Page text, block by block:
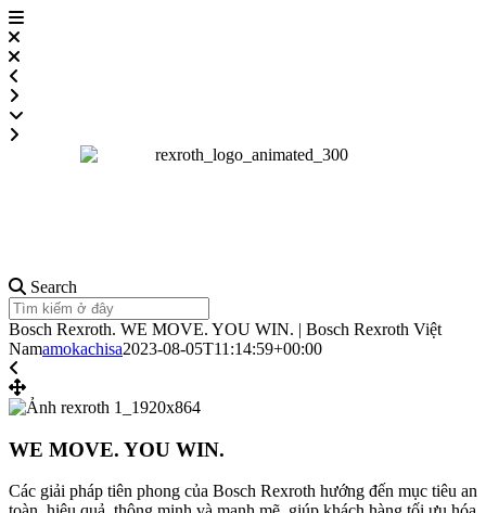
Search
Bosch Rexroth. WE MOVE. YOU WIN. | Bosch Rexroth Việt
Namamokachisa2023-08-05T11:14:59+00:00
WE MOVE. YOU WIN.
Các giải pháp tiên phong của Bosch Rexroth hướng đến mục tiêu an